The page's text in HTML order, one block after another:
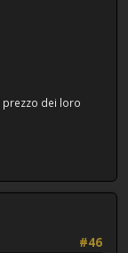
prezzo dei loro
#46